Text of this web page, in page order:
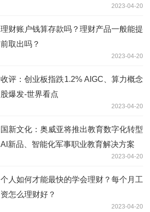
2023-04-20
理财账户钱算存款吗？理财产品一般能提
前取出吗？
2023-04-20
收评：创业板指跌1.2% AIGC、算力概念
股爆发-世界看点
2023-04-20
国新文化：奥威亚将推出教育数字化转型
AI新品、智能化军事职业教育解决方案
2023-04-20
个人如何才能最快的学会理财？每个月工
资怎么理财好？
2023-04-20